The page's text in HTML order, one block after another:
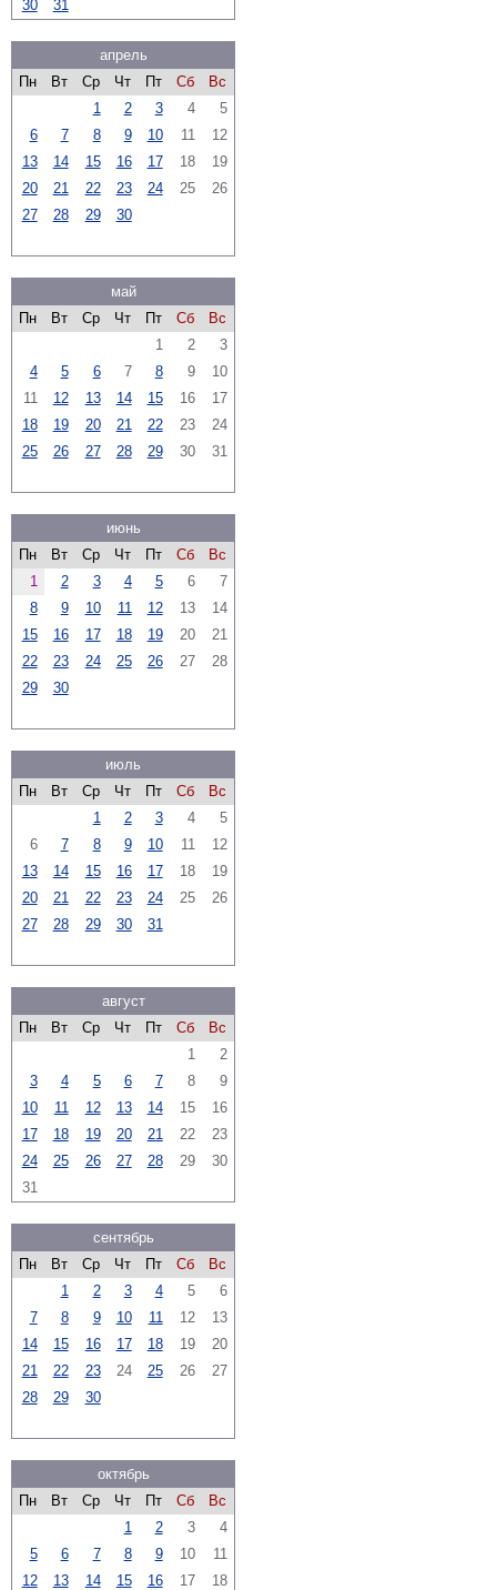
30 31
апрель
Пн
Вт Ср Чт Пт Сб
Вс
1
2 3 4
5
6
7 8 9 10 11
12
13
14 15 16 17 18
19
20
21 22 23 24 25
26
27
28 29 30
май
Пн
Вт Ср Чт Пт Сб
Вс
1
2
3
4
5 6 7 8 9
10
11
12 13 14 15 16
17
18
19 20 21 22 23
24
25
26 27 28 29 30 31
июнь
Пн
Вт Ср Чт Пт Сб
Вс
1
2 3 4 5 6
7
8
9 10 11 12 13
14
15
16 17 18 19 20
21
22
23 24 25 26 27
28
29
30
июль
Пн
Вт Ср Чт Пт Сб
Вс
1
2 3 4
5
6
7 8 9 10 11
12
13
14 15 16 17 18
19
20
21 22 23 24 25
26
27
28 29 30 31
август
Пн
Вт Ср Чт Пт Сб
Вс
1
2
3
4 5 6 7 8
9
10
11 12 13 14 15
16
17
18 19 20 21 22
23
24
25 26 27 28 29
30
31
сентябрь
Пн
Вт Ср Чт Пт Сб
Вс
1
2 3 4 5
6
7
8 9 10 11 12
13
14
15 16 17 18 19
20
21
22 23 24 25 26
27
28
29 30
октябрь
Пн
Вт Ср Чт Пт Сб
Вс
1
2 3
4
5
6 7 8 9 10
11
12
13 14 15 16 17
18